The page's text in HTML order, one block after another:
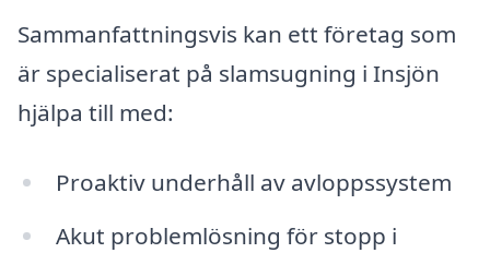
Sammanfattningsvis kan ett företag som
är specialiserat på slamsugning i Insjön
hjälpa till med:
Proaktiv underhåll av avloppssystem
Akut problemlösning för stopp i